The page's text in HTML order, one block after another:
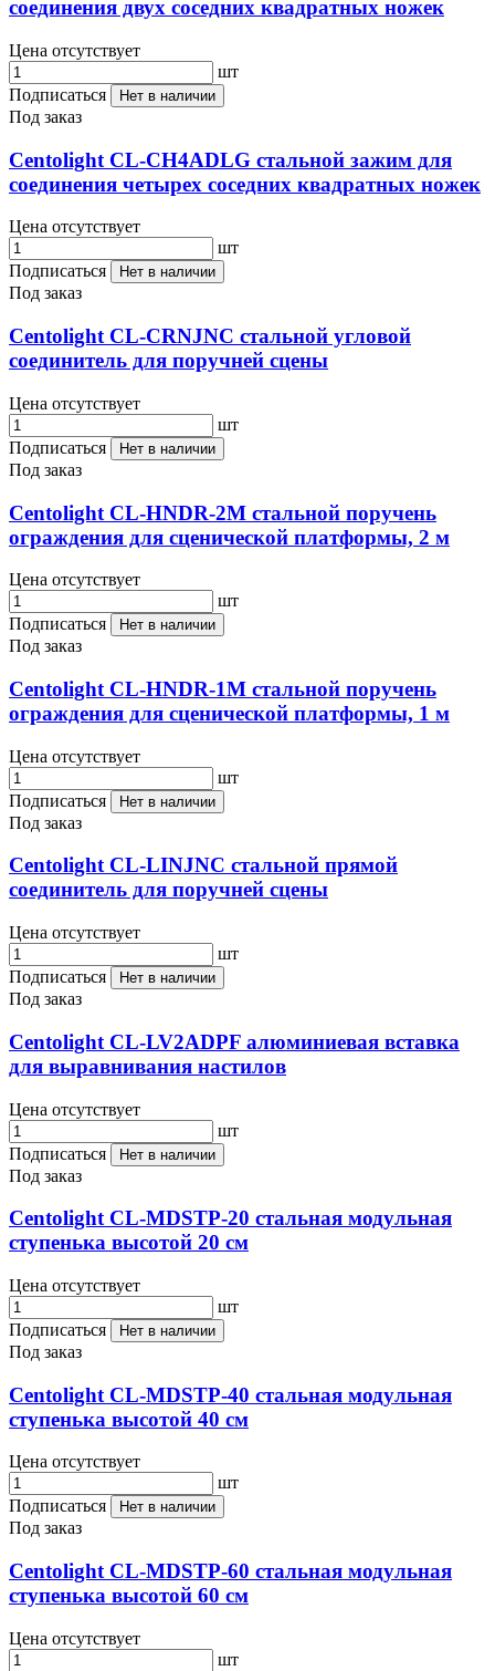
соединения двух соседних квадратных ножек
Цена отсутствует
шт
Подписаться
Нет в наличии
Под заказ
Centolight CL-CH4ADLG стальной зажим для
соединения четырех соседних квадратных ножек
Цена отсутствует
шт
Подписаться
Нет в наличии
Под заказ
Centolight CL-CRNJNC стальной угловой
соединитель для поручней сцены
Цена отсутствует
шт
Подписаться
Нет в наличии
Под заказ
Centolight CL-HNDR-2M стальной поручень
ограждения для сценической платформы, 2 м
Цена отсутствует
шт
Подписаться
Нет в наличии
Под заказ
Centolight CL-HNDR-1M стальной поручень
ограждения для сценической платформы, 1 м
Цена отсутствует
шт
Подписаться
Нет в наличии
Под заказ
Centolight CL-LINJNC cтальной прямой
соединитель для поручней сцены
Цена отсутствует
шт
Подписаться
Нет в наличии
Под заказ
Centolight CL-LV2ADPF алюминиевая вставка
для выравнивания настилов
Цена отсутствует
шт
Подписаться
Нет в наличии
Под заказ
Centolight CL-MDSTP-20 стальная модульная
ступенька высотой 20 см
Цена отсутствует
шт
Подписаться
Нет в наличии
Под заказ
Centolight CL-MDSTP-40 стальная модульная
ступенька высотой 40 см
Цена отсутствует
шт
Подписаться
Нет в наличии
Под заказ
Centolight CL-MDSTP-60 стальная модульная
ступенька высотой 60 см
Цена отсутствует
шт